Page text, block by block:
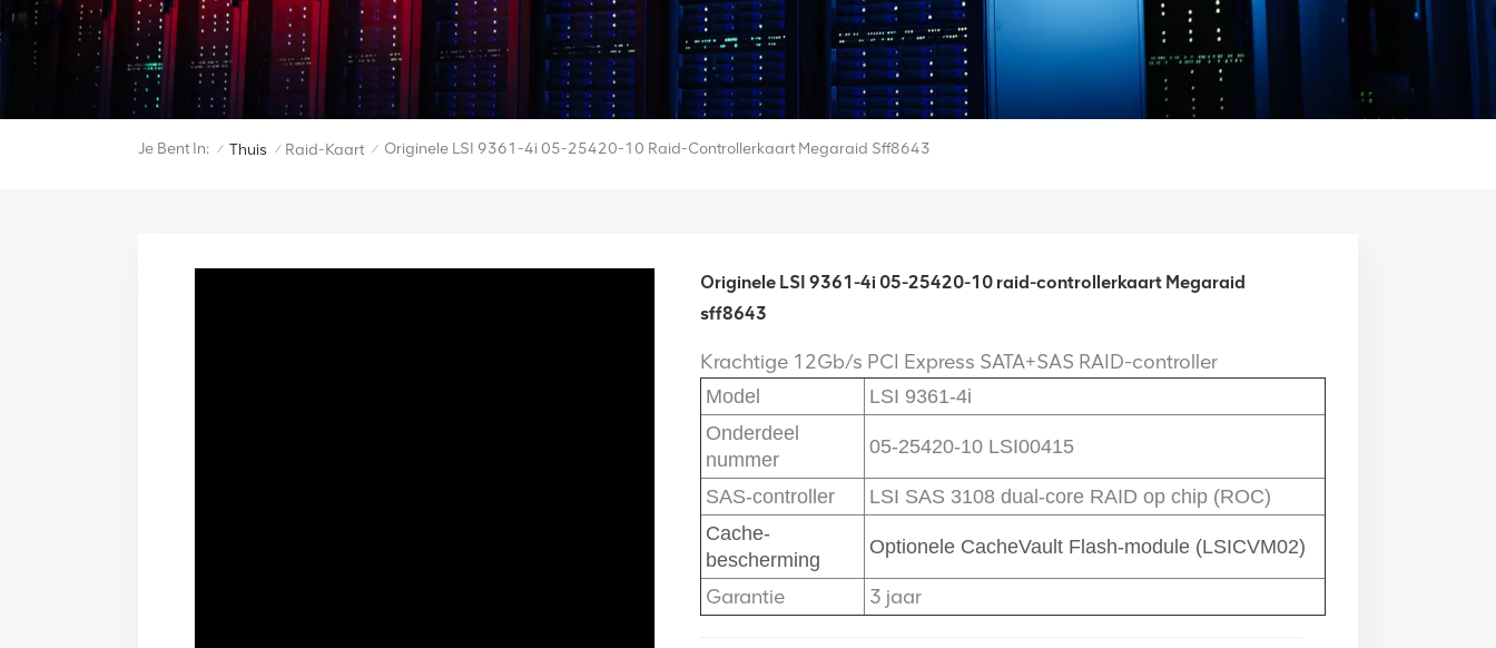
Je Bent In: / Thuis / Raid-Kaart / Originele LSI 9361-4i 05-25420-10 Raid-Controllerkaart Megaraid Sff8643
Originele LSI 9361-4i 05-25420-10 raid-controllerkaart Megaraid
sff8643
Krachtige 12Gb/s PCI Express SATA+SAS RAID-controller
Model
LSI 9361-4i
Onderdeel
nummer
05-25420-10 LSI00415
SAS-controller
LSI SAS 3108 dual-core RAID op chip (ROC)
Cache-
bescherming
Optionele CacheVault Flash-module (LSICVM02)
Garantie 3 jaar